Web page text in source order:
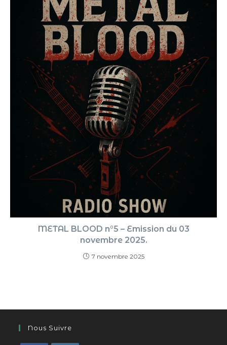
METAL BLOOD n°5 – Emission du 03
novembre 2025.
7 novembre 2025
Nous Suivre